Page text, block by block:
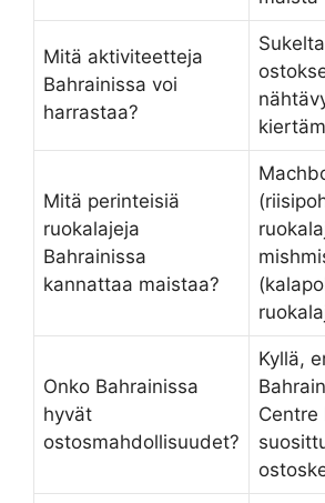
Mitä aktiviteetteja
Bahrainissa voi
harrastaa?
Mitä perinteisiä
ruokalajeja
Bahrainissa
kannattaa maistaa?
Onko Bahrainissa
hyvät
ostosmahdollisuudet?
Kyllä,
Centre